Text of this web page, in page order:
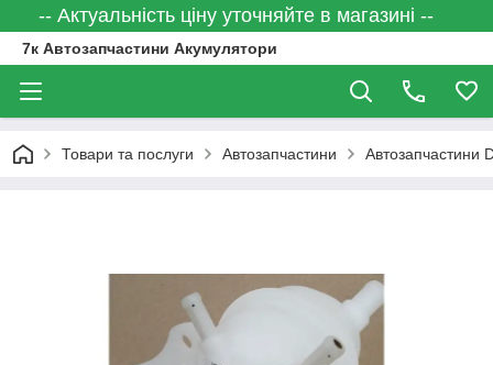
-- Актуальність ціну уточняйте в магазині --
7к Автозапчастини Акумулятори
Товари та послуги Автозапчастини Автозапчастини